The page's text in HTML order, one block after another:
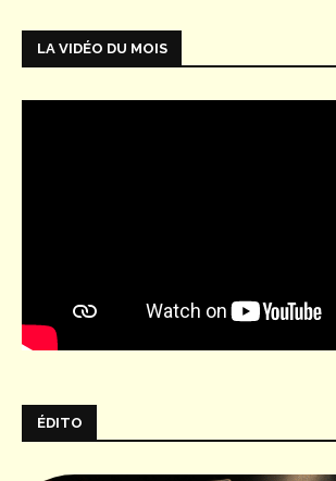
LA VIDÉO DU MOIS
ÉDITO